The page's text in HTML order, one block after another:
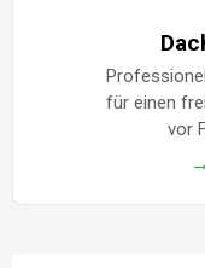
für einen
vor